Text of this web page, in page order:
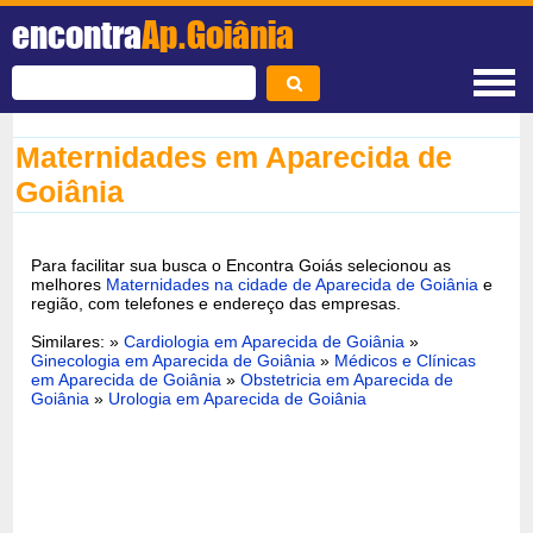
encontraAp.Goiânia
Maternidades em Aparecida de
Goiânia
Para facilitar sua busca o Encontra Goiás selecionou as
melhores Maternidades na cidade de Aparecida de Goiânia e
região, com telefones e endereço das empresas.
Similares: »Cardiologia em Aparecida de Goiânia »
Ginecologia em Aparecida de Goiânia » Médicos e Clínicas
em Aparecida de Goiânia »Obstetricia em Aparecida de
Goiânia » Urologia em Aparecida de Goiânia